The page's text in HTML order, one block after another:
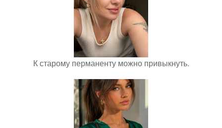
К старому перманенту можно привыкнуть.